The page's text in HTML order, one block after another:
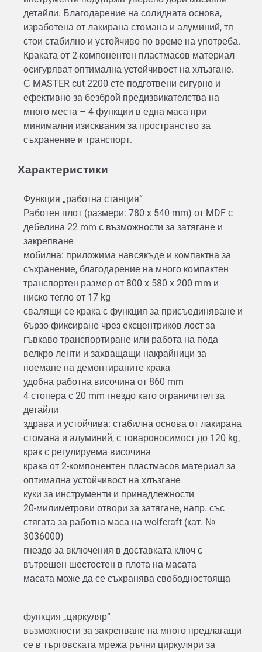
детайли. Благодарение на солидната основа,
изработена от лакирана стомана и алуминий, тя
стои стабилно и устойчиво по време на употреба.
Краката от 2-компонентен пластмасов материал
осигуряват оптимална устойчивост на хлъзгане.
С MASTER cut 2200 сте подготвени сигурно и
ефективно за безброй предизвикателства на
много места – 4 функции в една маса при
минимални изисквания за пространство за
съхранение и транспорт.
Характеристики
Функция „работна станция“
Работен плот (размери: 780 x 540 mm) от MDF с
дебелина 22 mm с възможности за затягане и
закрепване
мобилна: приложима навсякъде и компактна за
съхранение, благодарение на много компактен
транспортен размер от 800 x 580 x 200 mm и
ниско тегло от 17 kg
свалящи се крака с функция за присъединяване и
бързо фиксиране чрез ексцентриков лост за
гъвкаво транспортиране или работа на пода
велкро ленти и захващащи накрайници за
поемане на демонтираните крака
удобна работна височина от 860 mm
4 стопера с 20 mm гнездо като ограничител за
детайли
здрава и устойчива: стабилна основа от лакирана
стомана и алуминий, с товароносимост до 120 kg,
крак с регулируема височина
крака от 2-компонентен пластмасов материал за
оптимална устойчивост на хлъзгане
куки за инструменти и принадлежности
20-милиметрови отвори за затягане, напр. със
стягата за работна маса на wolfcraft (кат. №
3036000)
гнездо за включения в доставката ключ с
вътрешен шестостен в плота на масата
масата може да се съхранява свободностояща
функция „циркуляр“
възможности за закрепване на много предлагащи
се в търговската мрежа ръчни циркуляри за